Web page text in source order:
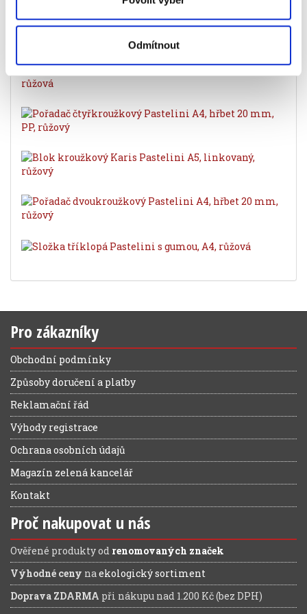
Odmítnout
Související produkty
Pro zákazníky
Obchodní podmínky
Způsoby doručení a platby
Reklamační řád
Výhody registrace
Ochrana osobních údajů
Magazín zelená kancelář
Kontakt
Proč nakupovat u nás
Ověřené produkty od renomovaných značek
Výhodné ceny na ekologický sortiment
Doprava ZDARMA při nákupu nad 1.200 Kč (bez DPH)